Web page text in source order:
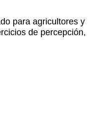
para agricultores y
de percepción,